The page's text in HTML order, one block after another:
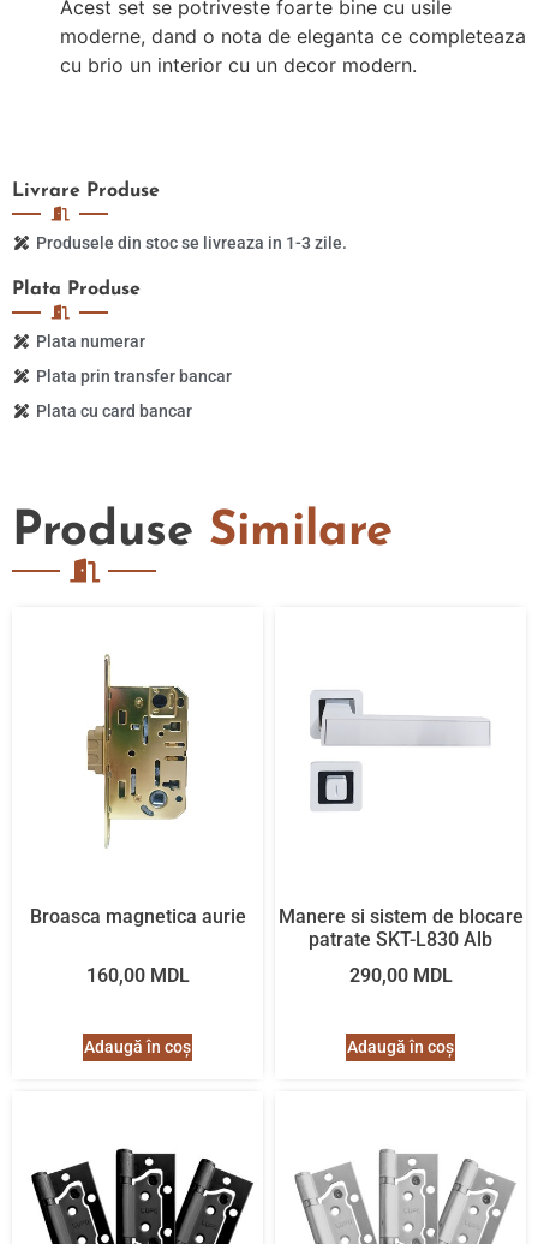
Acest set se potriveste foarte bine cu usile
moderne, dand o nota de eleganta ce completeaza
cu brio un interior cu un decor modern.
Plata Produse
Plata numerar
Plata prin transfer bancar
Plata cu card bancar
Livrare Produse
Produsele din stoc se livreaza in 1-3 zile.
Produse Similare
Broasca magnetica aurie
160,00 MDL
Adaugă în coș
Manere si sistem de blocare
patrate SKT-L830 Alb
290,00 MDL
Adaugă în coș